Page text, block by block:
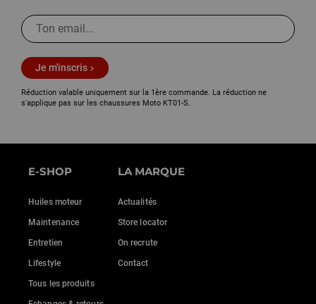
Je m'inscris
Réduction valable uniquement sur la 1ère commande. La réduction ne
s'applique pas sur les chaussures Moto KT01-S.
E-SHOP
Huiles moteur
Maintenance
Entretien
Lifestyle
Tous les produits
LA MARQUE
Actualités
Store locator
On recrute
Contact